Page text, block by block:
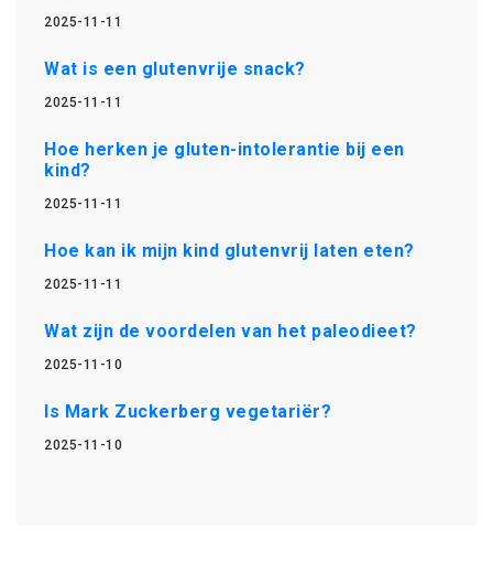
2025-11-11
Wat is een glutenvrije snack?
2025-11-11
Hoe herken je gluten-intolerantie bij een
kind?
2025-11-11
Hoe kan ik mijn kind glutenvrij laten eten?
2025-11-11
Wat zijn de voordelen van het paleodieet?
2025-11-10
Is Mark Zuckerberg vegetariër?
2025-11-10